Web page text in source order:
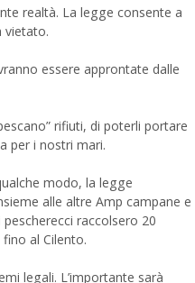
realtà. La legge consente a
vietato.
essere approntate dalle
rifiuti, di poterli portare
per i nostri mari.
modo, la legge
alle altre Amp campane e
raccolsero 20
al Cilento.
legali. L’importante sarà